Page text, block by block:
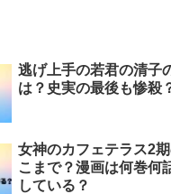
逃げ上手の若君の清子
は？史実の最後も惨殺
女神のカフェテラス2
こまで？漫画は何巻何
している？